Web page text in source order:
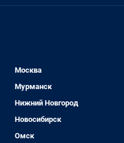
Москва
Мурманск
Нижний Новгород
Новосибирск
Омск